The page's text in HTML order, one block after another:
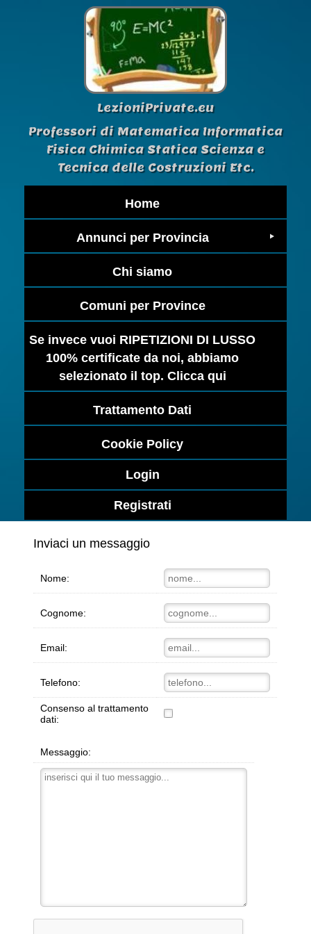
LezioniPrivate.eu
Professori di Matematica Informatica
Fisica Chimica Statica Scienza e
Tecnica delle Costruzioni Etc.
Home
Annunci per Provincia
Chi siamo
Comuni per Province
Se invece vuoi RIPETIZIONI DI LUSSO
100% certificate da noi, abbiamo
selezionato il top. Clicca qui
Trattamento Dati
Cookie Policy
Login
Registrati
Inviaci un messaggio
Nome:
Cognome:
Email:
Telefono:
Consenso al trattamento
dati:
Messaggio: